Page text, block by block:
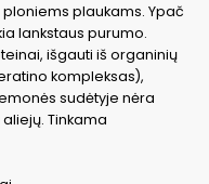
plaukams. Ypač
lankstaus purumo.
išgauti iš organinių
kompleksas),
sudėtyje nėra
Tinkama